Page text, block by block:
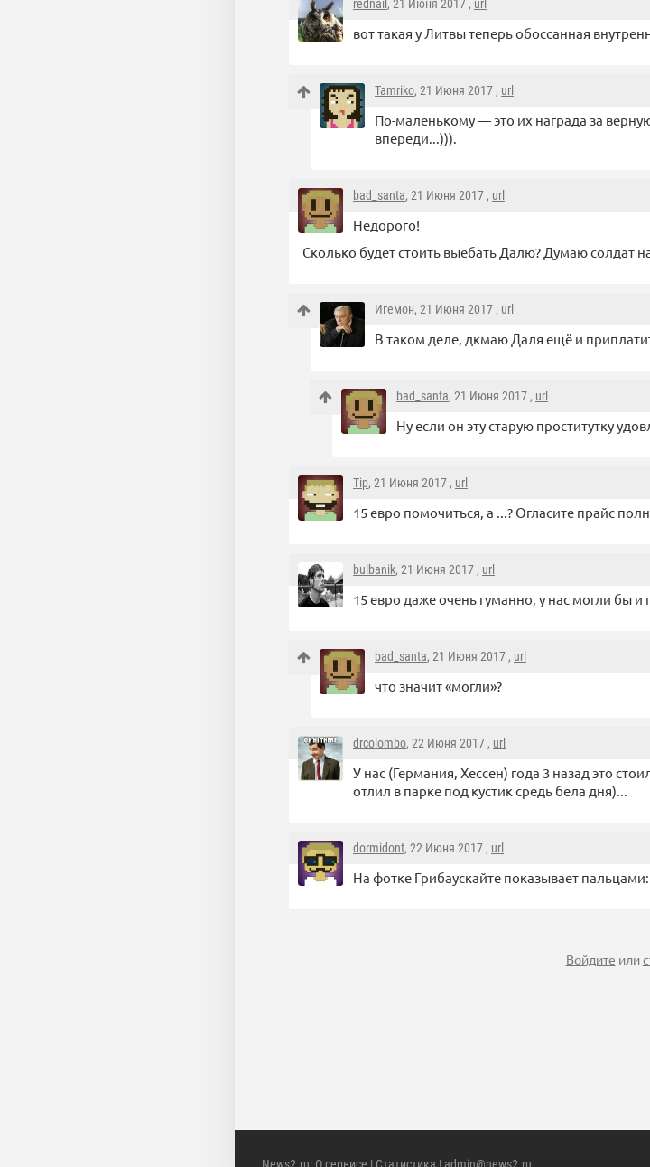
rednail , 21 Июня 2017 , url
вот такая у Литвы теперь обоссанная
Tamriko, 21 Июня 2017 , url
По-маленькому — это их награда за
впереди...))).
bad_santa, 21 Июня 2017 , url
Недорого!
Сколько будет стоить выебать Далю? Думаю солдат
Игемон, 21 Июня 2017 , url
В таком деле, дкмаю Даля ещё и
bad_santa, 21 Июня 2017 , url
Ну если он эту старую проститутку
Tip, 21 Июня 2017 , url
15 евро помочиться, а ...? Огласите прайс
bulbanik, 21 Июня 2017 , url
15 евро даже очень гуманно, у нас могли бы и
bad_santa, 21 Июня 2017 , url
что значит «могли»?
drcolombo, 22 Июня 2017 , url
У нас (Германия, Хессен) года 3 назад это
отлил в парке под кустик средь бела дня)...
dormidont, 22 Июня 2017 , url
На фотке Грибаускайте показывает
Войдите или